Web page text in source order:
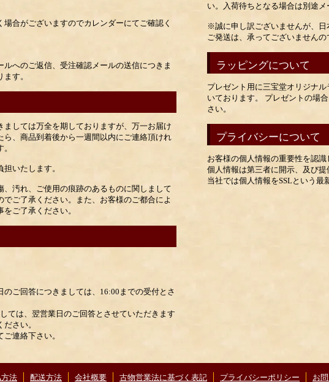
合がございますのでカレンダーにてご確認く
へのご返信、受注確認メールの送信につきま
す。
ましては万全を期しておりますが、万一お届け
ら、商品到着後から一週間以内にご連絡頂けれ
いたします。
、汚れ、ご使用の痕跡のあるものに関しまして
でご了承ください。また、お客様のご都合によ
ご了承ください。
のご回答につきましては、16:00までの受付とさ
ては、翌営業日のご回答とさせていただきます
さい。
連絡下さい。
い。入荷待ちとなる場合は別途
※誠に申し訳ございませんが、
ご発送は、承ってございません
ラッピングについて
プレゼント用に三宝堂オリジナ
いております。 プレゼントの場
さい。
プライバシーについて
お客様の個人情報の重要性を認
個人情報は第三者に開示、及び
当社では個人情報をSSLという
法 配送方法 会社概要 古物営業法に基づく表記 プライバシーポリシー お